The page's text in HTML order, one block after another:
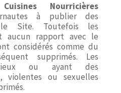
Nourricières
à publier des
Site. Toutefois les
aucun rapport avec le
considérés comme du
supprimés. Les
ou ayant des
violentes ou sexuelles